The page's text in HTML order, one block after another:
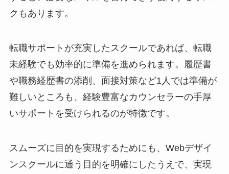
クもあります。
転職サポートが充実したスクールであれば、転職
未経験でも効率的に準備を進められます。履歴書
や職務経歴書の添削、面接対策など1人では準備が
難しいところも、経験豊富なカウンセラーの手厚
いサポートを受けられるのが特徴です。
スムーズに目的を実現するためにも、Webデザイ
ンスクールに通う目的を明確にしたうえで、実現